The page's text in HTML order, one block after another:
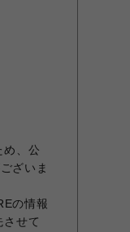
め、公
ざいま
の情報
せて